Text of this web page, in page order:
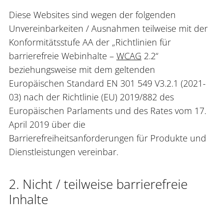
Diese Websites sind wegen der folgenden
Unvereinbarkeiten / Ausnahmen teilweise mit der
Konformitätsstufe AA der „Richtlinien für
barrierefreie Webinhalte – WCAG 2.2“
beziehungsweise mit dem geltenden
Europäischen Standard EN 301 549 V3.2.1 (2021-
03) nach der Richtlinie (EU) 2019/882 des
Europäischen Parlaments und des Rates vom 17.
April 2019 über die
Barrierefreiheitsanforderungen für Produkte und
Dienstleistungen vereinbar.
2. Nicht / teilweise barrierefreie
Inhalte